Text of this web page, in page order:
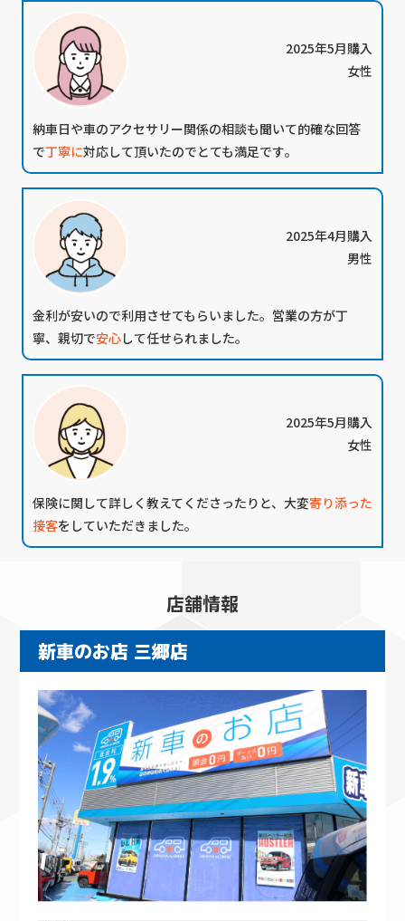
2025年5月購入
女性
納車日や車のアクセサリー関係の相談も聞いて的確な回答
で丁寧に対応して頂いたのでとても満足です｡
2025年4月購入
男性
金利が安いので利用させてもらいました。営業の方が丁
寧、親切で安心して任せられました。
2025年5月購入
女性
保険に関して詳しく教えてくださったりと、大変寄り添った
接客をしていただきました。
店舗情報
新車のお店 三郷店